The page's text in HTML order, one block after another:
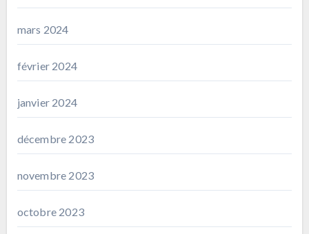
mars 2024
février 2024
janvier 2024
décembre 2023
novembre 2023
octobre 2023